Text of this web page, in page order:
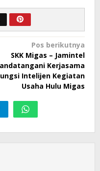
Pos berikutnya
SKK Migas – Jamintel
Kerjasama
Intelijen Kegiatan
Usaha Hulu Migas